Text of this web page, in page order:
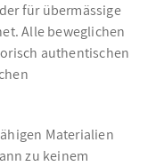
für übermässige
Alle beweglichen
authentischen
Materialien
zu keinem